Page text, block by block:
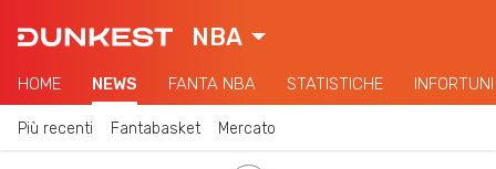
NBA
HOME NEWS FANTA NBA STATISTICHE INFORTUNI
Più recenti Fantabasket Mercato